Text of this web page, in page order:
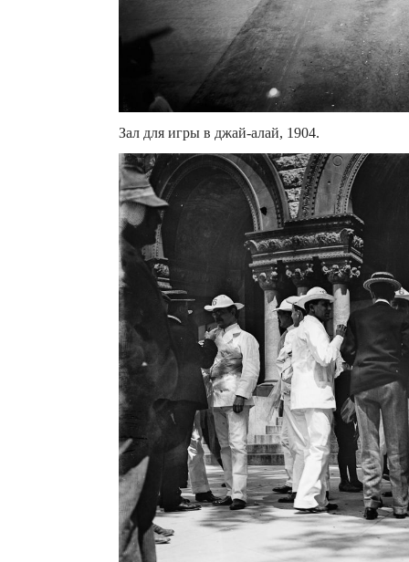
Зал для игры в джай-алай, 1904.